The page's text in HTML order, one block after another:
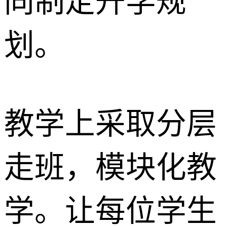
划。
教学上采取分层
走班，模块化教
学。让每位学生